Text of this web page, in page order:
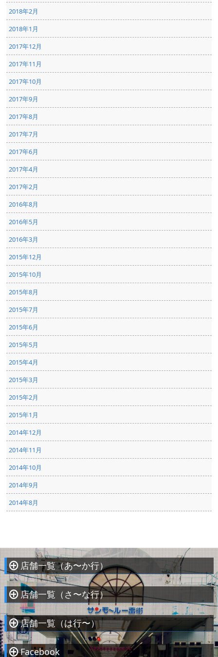
2018年2月
2018年1月
2017年12月
2017年11月
2017年10月
2017年9月
2017年8月
2017年7月
2017年6月
2017年4月
2017年2月
2016年8月
2016年5月
2016年3月
2015年12月
2015年10月
2015年8月
2015年7月
2015年6月
2015年5月
2015年4月
2015年3月
2015年2月
2015年1月
2014年12月
2014年11月
2014年10月
2014年9月
2014年8月
À 店舗一覧（あ〜か行）
À 店舗一覧（さ〜な行）
À 店舗一覧（は行〜）
À Facebook